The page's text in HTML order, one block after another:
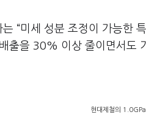
“미세 성분 조정이 가능한
출을 30% 이상 줄이면서도
현대제철의